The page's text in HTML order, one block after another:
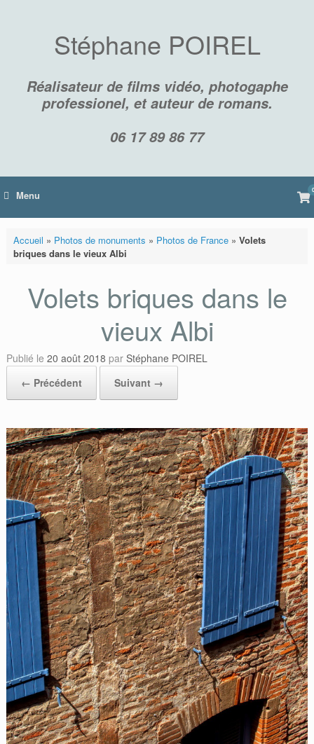
Stéphane POIREL
Réalisateur de films vidéo, photogaphe
professionel, et auteur de romans.
06 17 89 86 77
Menu 0
Accueil » Photos de monuments » Photos de France» Volets
briques dans le vieux Albi
Volets briques dans le
vieux Albi
Publié le 20 août 2018 par Stéphane POIREL
← Précédent
Suivant →